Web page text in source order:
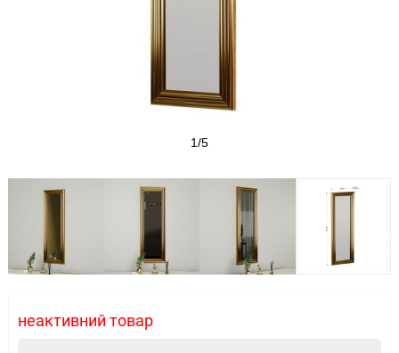
1/5
неактивний товар